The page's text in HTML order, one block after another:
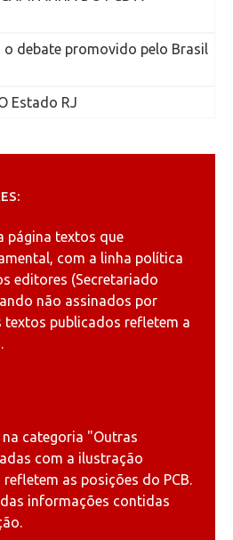
debate promovido pelo Brasil
Estado RJ
página textos que
com a linha política
editores (Secretariado
não assinados por
textos publicados refletem a
categoria "Outras
com a ilustração
as posições do PCB.
informações contidas